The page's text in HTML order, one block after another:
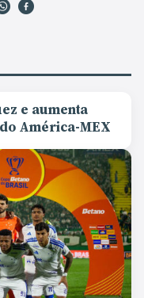
e aumenta
América-MEX